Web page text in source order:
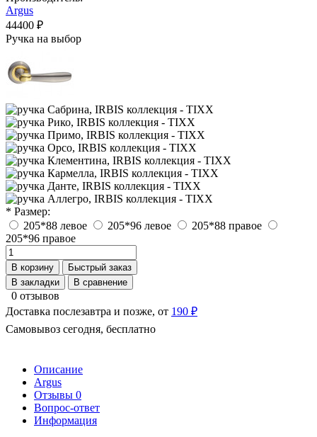
Argus
44400 ₽
Ручка на выбор
* Размер:
205*88 левое
205*96 левое
205*88 правое
205*96 правое
В корзину
Быстрый заказ
В закладки
В сравнение
0 отзывов
Доставка послезавтра и позже, от 190 ₽
Самовывоз сегодня, бесплатно
Описание
Argus
Отзывы 0
Вопрос-ответ
Информация